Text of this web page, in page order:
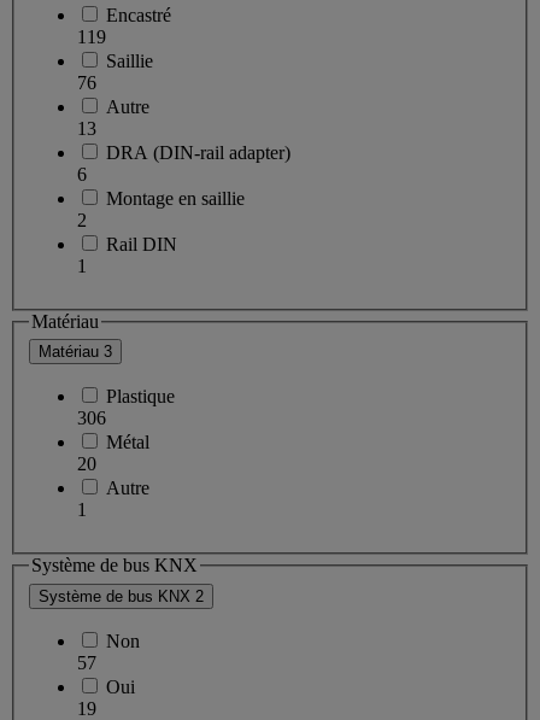
Encastré
119
Saillie
76
Autre
13
DRA (DIN-rail adapter)
6
Montage en saillie
2
Rail DIN
1
Matériau
Matériau 3
Plastique
306
Métal
20
Autre
1
Système de bus KNX
Système de bus KNX 2
Non
57
Oui
19